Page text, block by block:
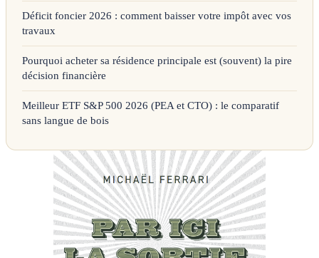
Déficit foncier 2026 : comment baisser votre impôt avec vos
travaux
Pourquoi acheter sa résidence principale est (souvent) la pire
décision financière
Meilleur ETF S&P 500 2026 (PEA et CTO) : le comparatif
sans langue de bois